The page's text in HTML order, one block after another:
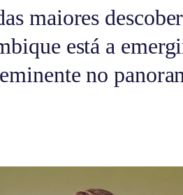
maiores
está a
no